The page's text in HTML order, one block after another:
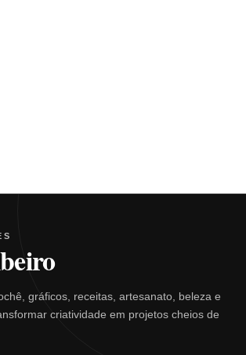
gráficos, receitas, artesanato, beleza e
criatividade em projetos cheios de